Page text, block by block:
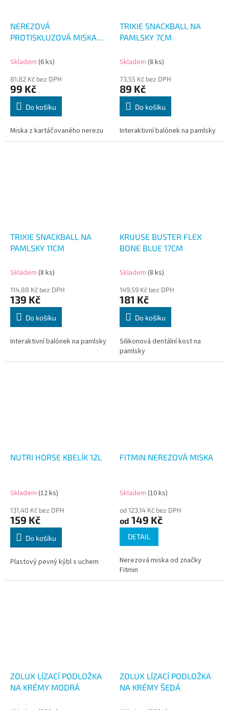
NEREZOVÁ
PROTISKLUZOVÁ MISKA
Skladem (6 ks)
81,82 Kč bez DPH
99 Kč
Do košíku
Miska z kartáčovaného nerezu
TRIXIE SNACKBALL NA
PAMLSKY 7CM
Skladem (8 ks)
73,55 Kč bez DPH
89 Kč
Do košíku
Interaktivní balónek na pamlsky
TRIXIE SNACKBALL NA
PAMLSKY 11CM
Skladem (8 ks)
114,88 Kč bez DPH
139 Kč
Do košíku
Interaktivní balónek na pamlsky
KRUUSE BUSTER FLEX
BONE BLUE 17CM
Skladem (8 ks)
149,59 Kč bez DPH
181 Kč
Do košíku
Silikonová dentální kost na
pamlsky
NUTRI HORSE KBELÍK 12L
Skladem (12 ks)
131,40 Kč bez DPH
159 Kč
Do košíku
Plastový pevný kýbl s uchem
FITMIN NEREZOVÁ MISKA
Skladem (10 ks)
od 123,14 Kč bez DPH
od 149 Kč
DETAIL
Nerezová miska od značky
Fitmin
ZOLUX LÍZACÍ PODLOŽKA
NA KRÉMY MODRÁ
ZOLUX LÍZACÍ PODLOŽKA
NA KRÉMY ŠEDÁ